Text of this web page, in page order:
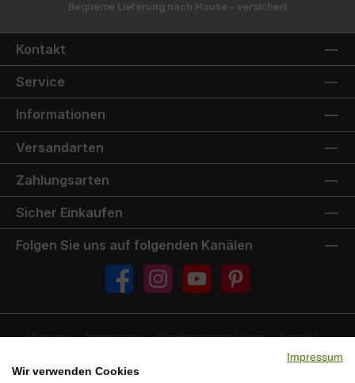
Bequeme Lieferung nach Hause – versichert
Kontakt
Service
Informationen
Versandarten
Zahlungsarten
Sicher Einkaufen
Folgen Sie uns auf folgenden Kanälen
FacebookInstagramYouTube Pinterest
Über uns Impressum Händlerzugang /-login
Kontakt
Downloads & Dokumente
Impressum
Wir verwenden Cookies